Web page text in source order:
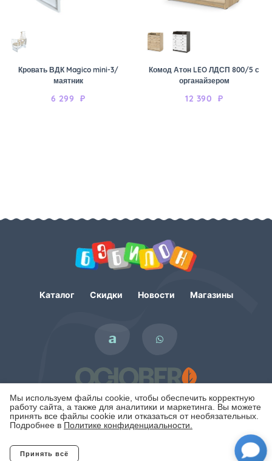
Мы используем файлы cookie, чтобы обеспечить корректную
работу сайта, а также для аналитики и маркетинга. Вы можете
принять все файлы cookie или отказаться от необязательных.
Подробнее в Политике конфиденциальности.
Принять всё
Кровать ВДК Magico mini-3/
маятник
6 299 ₽
Комод Атон LEO ЛДСП 800/5 с
органайзером
12 390 ₽
Каталог Скидки Новости Магазины
Политика конфиденциальности
Copyright © 2007 - 2026. Интернет-магазин БЭБИЛОН.